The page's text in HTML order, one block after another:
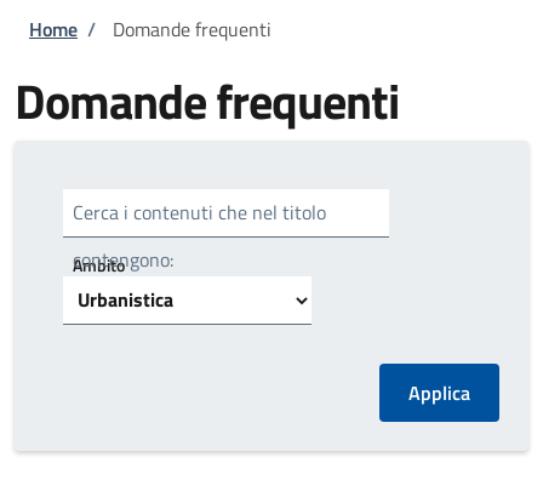
Briciole di pane
Home / Domande frequenti
Domande frequenti
Cerca i contenuti che nel titolo
contengono:
Ambito